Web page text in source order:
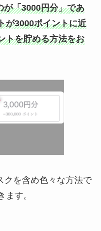
が「3000円分」であ
が3000ポイントに近
トを貯める方法をお
クを含め色々な方法で
す。